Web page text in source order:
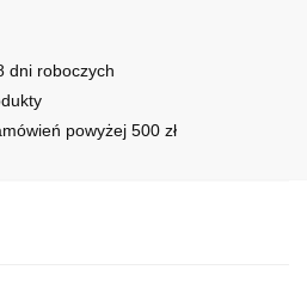
dni roboczych
powyżej 500 zł